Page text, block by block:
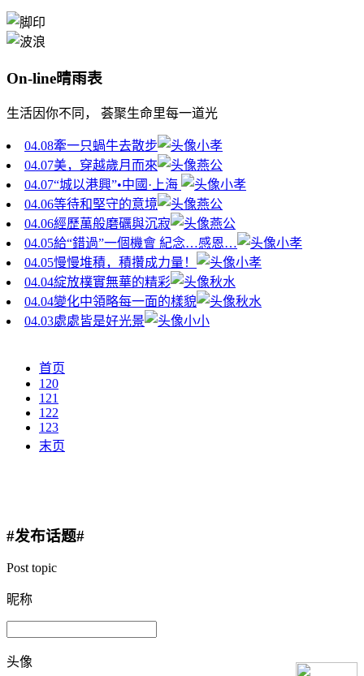
On-line晴雨表
生活因你不同， 荟聚生命里每一道光
04.08牽一只蝸牛去散步
小孝
04.07美，穿越歲月而來
燕公
04.07“城以港興”•中國·上海
小孝
04.06等待和堅守的意境
燕公
04.06經歷萬般磨礪與沉寂
燕公
04.05給“錯過”一個機會 紀念…感恩…
小孝
04.05慢慢堆積，積攢成力量！
小孝
04.04綻放樸實無華的精彩
秋水
04.04變化中領略每一面的樣貌
秋水
04.03處處皆是好光景 小小
首页
120
121
122
123
末页
#发布话题#
Post topic
昵称
头像